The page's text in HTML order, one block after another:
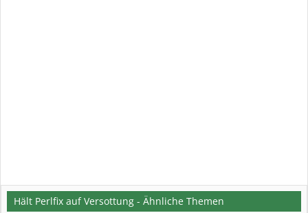
Hält Perlfix auf Versottung - Ähnliche Themen